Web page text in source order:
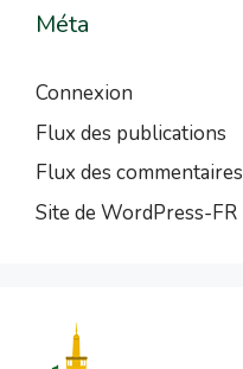
Méta
Connexion
Flux des publications
Flux des commentaires
Site de WordPress-FR